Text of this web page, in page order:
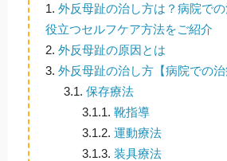
1. 外反母趾の治し方は？病院で
役立つセルフケア方法をご紹介
2. 外反母趾の原因とは
3. 外反母趾の治し方【病院での治
3.1. 保存療法
3.1.1. 靴指導
3.1.2. 運動療法
3.1.3. 装具療法